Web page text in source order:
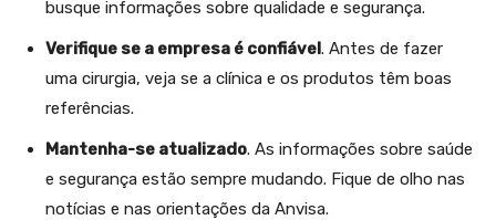
busque informações sobre qualidade e segurança.
Verifique se a empresa é confiável. Antes de fazer
uma cirurgia, veja se a clínica e os produtos têm boas
referências.
Mantenha-se atualizado. As informações sobre saúde
e segurança estão sempre mudando. Fique de olho nas
notícias e nas orientações da Anvisa.